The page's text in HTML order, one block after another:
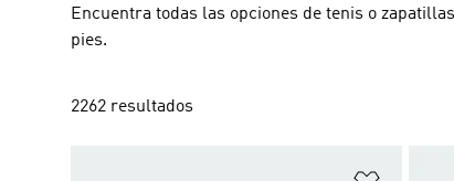
Encuentra todas las opciones de tenis o
pies.
2262 resultados